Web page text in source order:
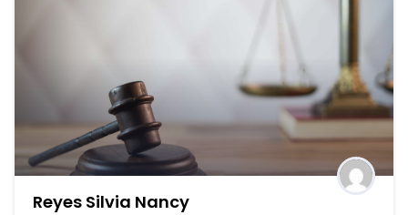
Reyes Silvia Nancy